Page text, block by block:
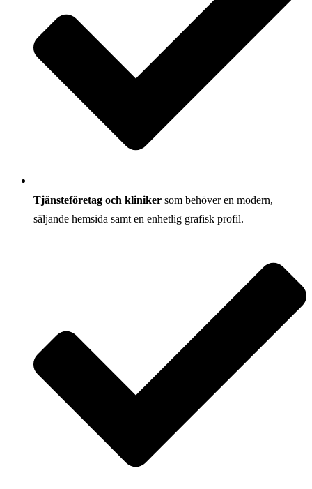
Tjänsteföretag och kliniker som behöver en modern,
säljande hemsida samt en enhetlig grafisk profil.